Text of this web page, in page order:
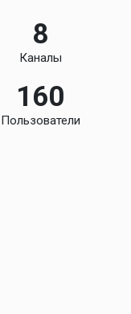
8
Каналы
160
Пользователи